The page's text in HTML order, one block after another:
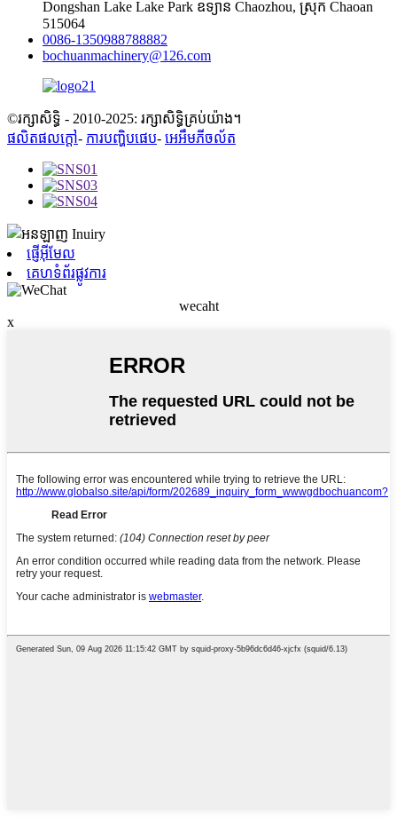
Dongshan Lake Lake Park ឧទ្យាន Chaozhou, ស្រុក Chaoan
515064
0086-1350988788882
bochuanmachinery@126.com
©រក្សាសិទ្ធិ - 2010-2025: រក្សាសិទ្ធិគ្រប់យ៉ាង។
ផលិតផលក្តៅ- ការបញ្ហិបផេប- អេអឹមភីចល័ត
ផ្ញើអ៊ីមែល
គេហទំព័រផ្លូវការ
wecaht
x